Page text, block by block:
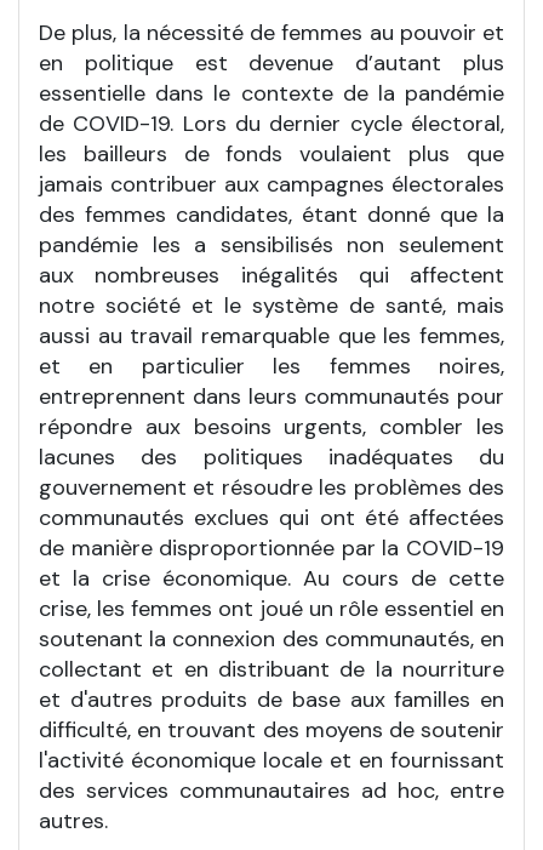
De plus, la nécessité de femmes au pouvoir et
en politique est devenue d’autant plus
essentielle dans le contexte de la pandémie
de COVID-19. Lors du dernier cycle électoral,
les bailleurs de fonds voulaient plus que
jamais contribuer aux campagnes électorales
des femmes candidates, étant donné que la
pandémie les a sensibilisés non seulement
aux nombreuses inégalités qui affectent
notre société et le système de santé, mais
aussi au travail remarquable que les femmes,
et en particulier les femmes noires,
entreprennent dans leurs communautés pour
répondre aux besoins urgents, combler les
lacunes des politiques inadéquates du
gouvernement et résoudre les problèmes des
communautés exclues qui ont été affectées
de manière disproportionnée par la COVID-19
et la crise économique. Au cours de cette
crise, les femmes ont joué un rôle essentiel en
soutenant la connexion des communautés, en
collectant et en distribuant de la nourriture
et d'autres produits de base aux familles en
difficulté, en trouvant des moyens de soutenir
l'activité économique locale et en fournissant
des services communautaires ad hoc, entre
autres.